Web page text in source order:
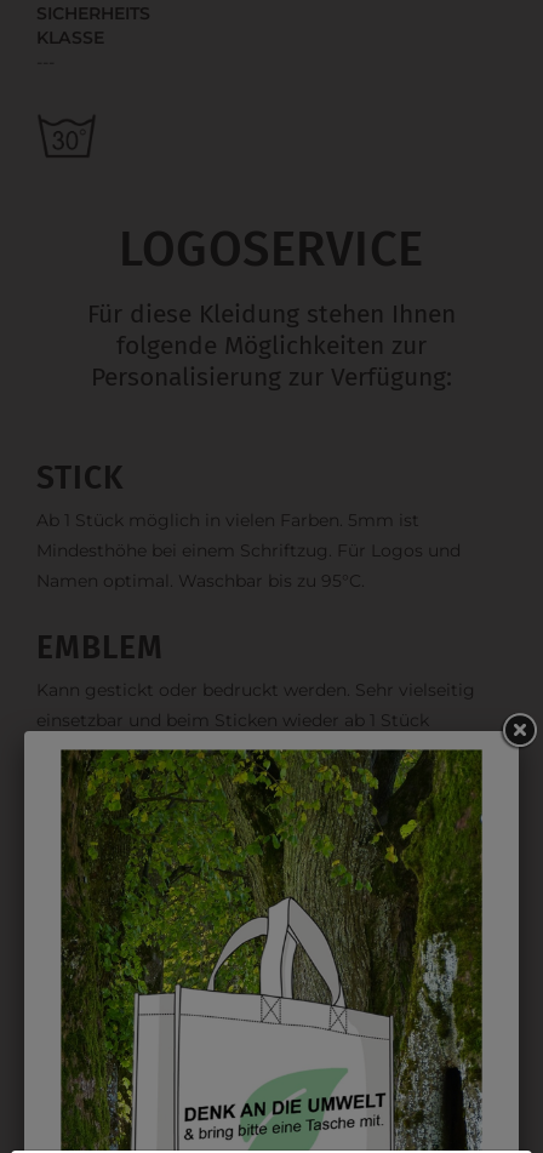
SICHERHEITS
KLASSE
LOGOSERVICE
Für diese Kleidung stehen Ihnen
folgende Möglichkeiten zur
Personalisierung zur Verfügung:
STICK
Ab 1 Stück möglich in vielen Farben. 5mm ist
Mindesthöhe bei einem Schriftzug. Für Logos und
Namen optimal. Waschbar bis zu 95°C.
EMBLEM
Kann gestickt oder bedruckt werden. Sehr vielseitig
einsetzbar und beim Sticken wieder ab 1 Stück
möglich.
DRUCK
Perfekt für große Logos und für kleine Details, jedoch
kostet jede Farbe extra und ist erst ab 12 Stück
möglich. Waschbar bis zu 60°C.
DAS KÖNNTE IHNEN